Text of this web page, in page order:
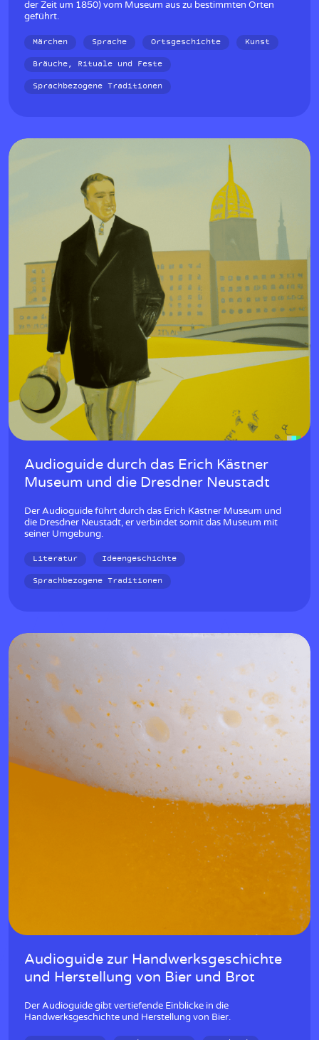
der Zeit um 1850) vom Museum aus zu bestimmten Orten
geführt.
Märchen Sprache Ortsgeschichte
Kunst
Bräuche, Rituale und Feste
Sprachbezogene Traditionen
Audioguide durch das Erich Kästner
Museum und die Dresdner Neustadt
Der Audioguide führt durch das Erich Kästner Museum und
die Dresdner Neustadt, er verbindet somit das Museum mit
seiner Umgebung.
Literatur
Ideengeschichte
Sprachbezogene Traditionen
Audioguide zur Handwerksgeschichte
und Herstellung von Bier und Brot
Der Audioguide gibt vertiefende Einblicke in die
Handwerksgeschichte und Herstellung von Bier.